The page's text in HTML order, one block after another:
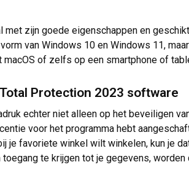
zijn goede eigenschappen en
van Windows 10 en Windows 11,
of zelfs op een smartphone of
Protection 2023 software
echter niet alleen op het beveiligen
voor het programma hebt
favoriete winkel wilt winkelen, kun je
te krijgen tot je gegevens,